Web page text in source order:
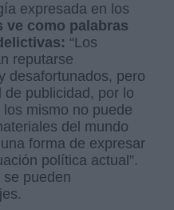
expresada en los
ve como palabras
“Los
reputarse
desafortunados, pero
publicidad, por lo
mismo no puede
del mundo
forma de expresar
política actual”.
pueden